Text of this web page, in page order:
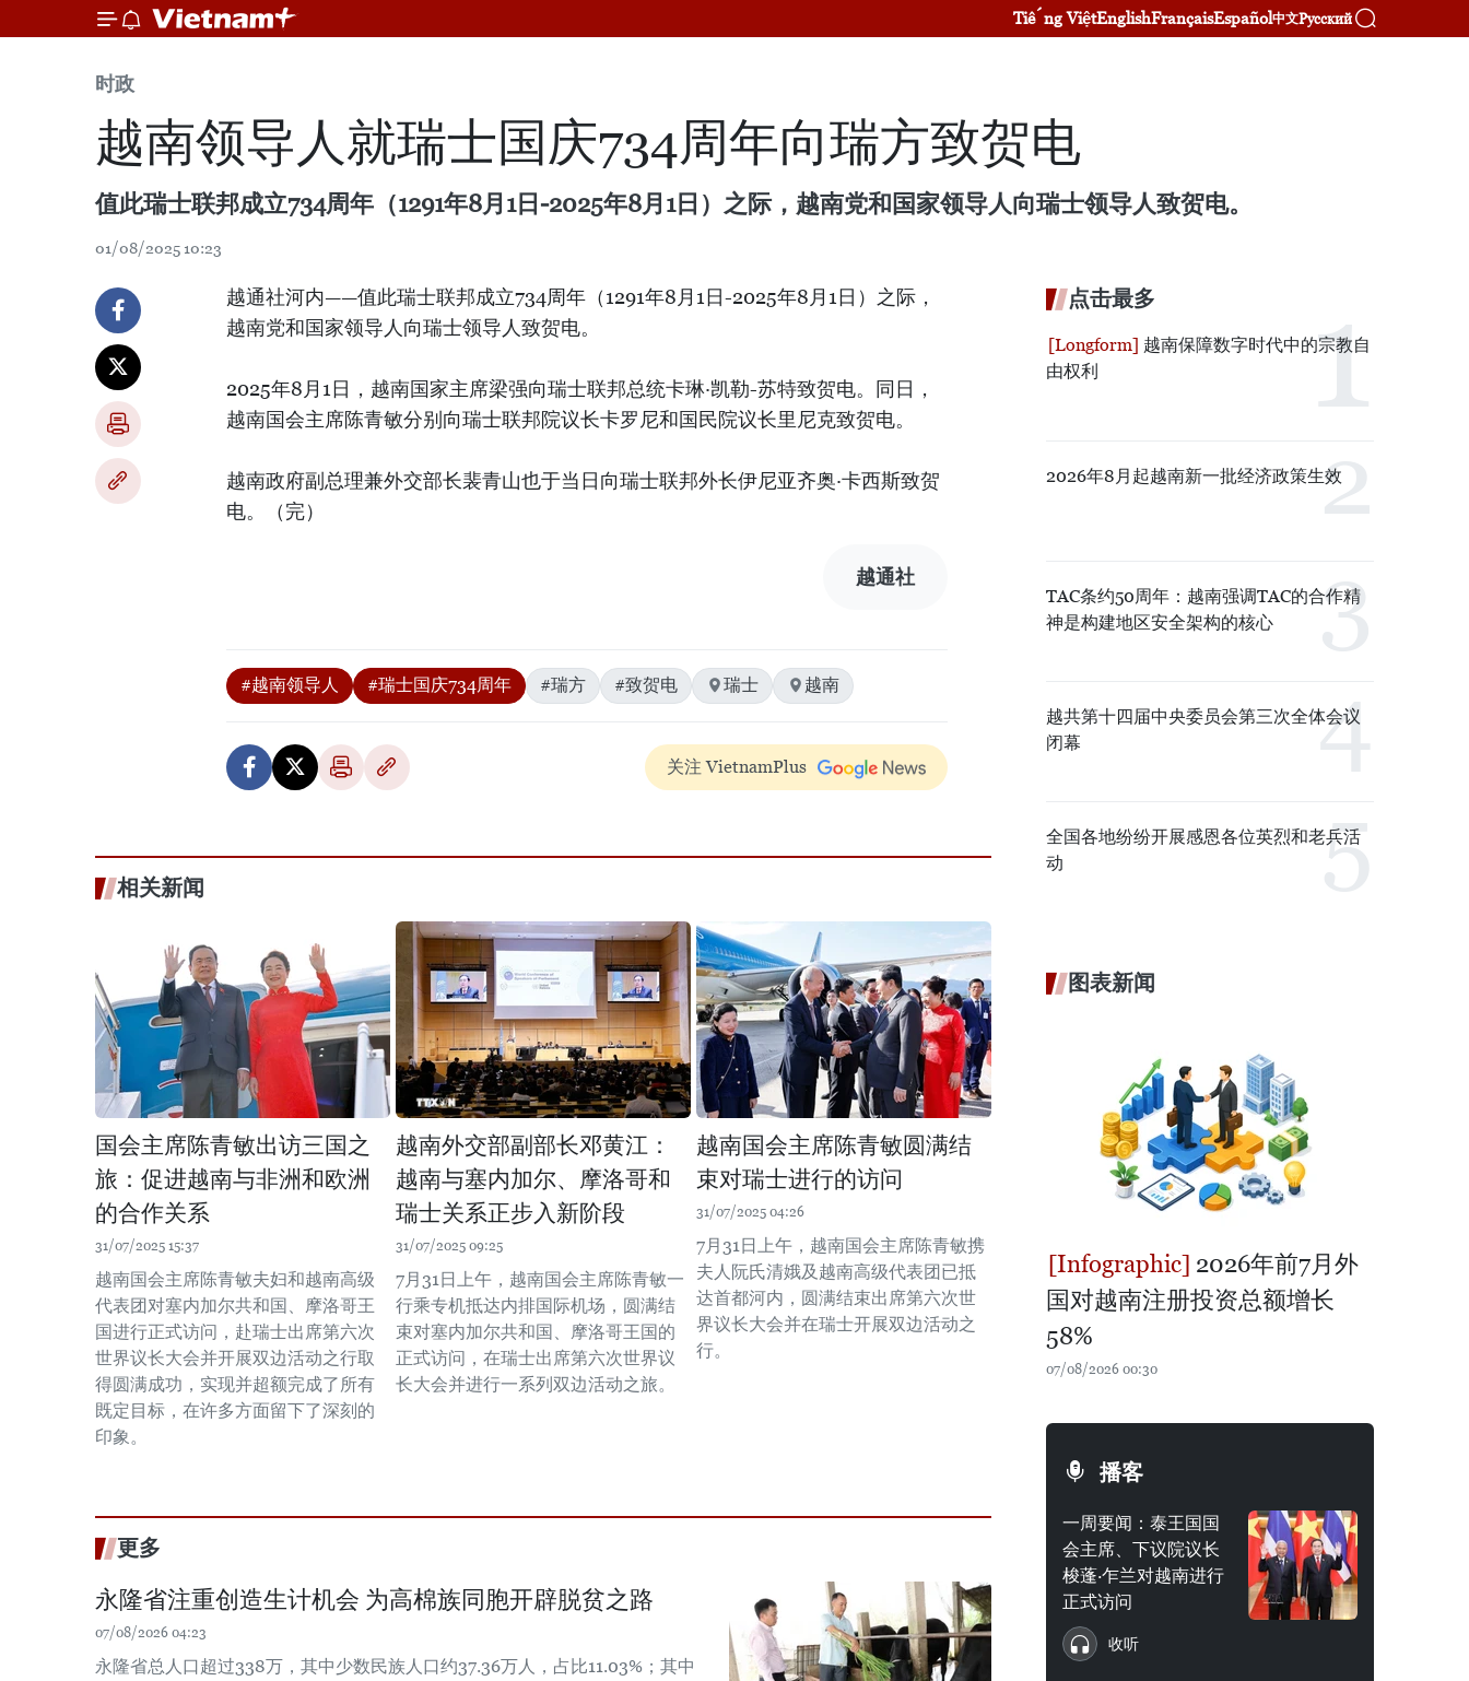
Tiếng ViệtEnglishFrançaisEspañol中文Русский
时政
越南领导人就瑞士国庆734周年向瑞方致贺电
值此瑞士联邦成立734周年（1291年8月1日-2025年8月1日）之际，越南党和国家领导人向瑞士领导人致贺电。
01/08/2025 10:23
越通社河内——值此瑞士联邦成立734周年（1291年8月1日-2025年8月1日）之际，
越南党和国家领导人向瑞士领导人致贺电。
2025年8月1日，越南国家主席梁强向瑞士联邦总统卡琳·凯勒-苏特致贺电。同日，
越南国会主席陈青敏分别向瑞士联邦院议长卡罗尼和国民院议长里尼克致贺电。
越南政府副总理兼外交部长裴青山也于当日向瑞士联邦外长伊尼亚齐奥·卡西斯致贺
电。（完）
越通社
#越南领导人 #瑞士国庆734周年 #瑞方 #致贺电 瑞士 越南
关注 VietnamPlus
相关新闻
国会主席陈青敏出访三国之
旅：促进越南与非洲和欧洲
的合作关系
31/07/2025 15:37
越南国会主席陈青敏夫妇和越南高级
代表团对塞内加尔共和国、摩洛哥王
国进行正式访问，赴瑞士出席第六次
世界议长大会并开展双边活动之行取
得圆满成功，实现并超额完成了所有
既定目标，在许多方面留下了深刻的
印象。
越南外交部副部长邓黄江：
越南与塞内加尔、摩洛哥和
瑞士关系正步入新阶段
31/07/2025 09:25
7月31日上午，越南国会主席陈青敏一
行乘专机抵达内排国际机场，圆满结
束对塞内加尔共和国、摩洛哥王国的
正式访问，在瑞士出席第六次世界议
长大会并进行一系列双边活动之旅。
越南国会主席陈青敏圆满结
束对瑞士进行的访问
31/07/2025 04:26
7月31日上午，越南国会主席陈青敏携
夫人阮氏清娥及越南高级代表团已抵
达首都河内，圆满结束出席第六次世
界议长大会并在瑞士开展双边活动之
行。
更多
永隆省注重创造生计机会 为高棉族同胞开辟脱贫之路
07/08/2026 04:23
永隆省总人口超过338万，其中少数民族人口约37.36万人，占比11.03%；其中
点击最多
越南保障数字时代中的宗教自
由权利
2026年8月起越南新一批经济政策生效
TAC条约50周年：越南强调TAC的合作精
神是构建地区安全架构的核心
越共第十四届中央委员会第三次全体会议
闭幕
全国各地纷纷开展感恩各位英烈和老兵活
动
图表新闻
2026年前7月外
国对越南注册投资总额增长
58%
07/08/2026 00:30
播客
一周要闻：泰王国国
会主席、下议院议长
梭蓬·乍兰对越南进行
正式访问
收听